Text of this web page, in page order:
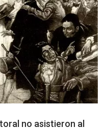
no asistieron al